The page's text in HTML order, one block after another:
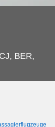
BER,